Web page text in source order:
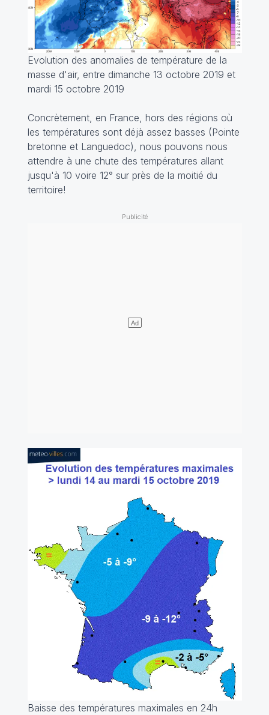
Evolution des anomalies de température de la
masse d'air, entre dimanche 13 octobre 2019 et
mardi 15 octobre 2019
Concrètement, en France, hors des régions où
les températures sont déjà assez basses (Pointe
bretonne et Languedoc), nous pouvons nous
attendre à une chute des températures allant
jusqu'à 10 voire 12° sur près de la moitié du
territoire!
Baisse des températures maximales en 24h